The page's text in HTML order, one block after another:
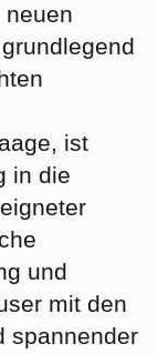
neuen
ist
in die
und
mit den
spannender